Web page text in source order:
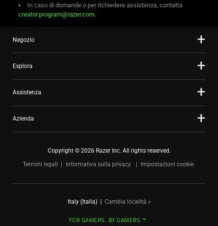
In caso di domande o per richiedere assistenza, contatta
creator.program@razer.com.
Negozio
Esplora
Assistenza
Azienda
Copyright © 2026 Razer Inc. All rights reserved.
Termini legali
Informativa sulla privacy Impostazioni cookie
Italy (Italia)| Cambia località >
FOR GAMERS. BY GAMERS.™